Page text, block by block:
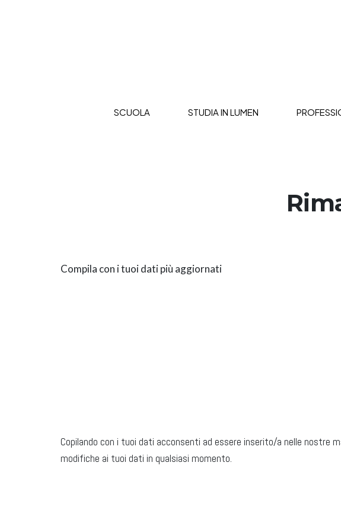
SCUOLA STUDIA IN LUMEN
Compila con i tuoi dati più aggiornati
Copilando con i tuoi dati acconsenti ad essere inserito/a nelle nostre
modifiche ai tuoi dati in qualsiasi momento.